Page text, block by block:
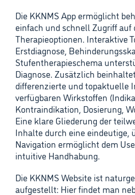
Die KKNMS App ermöglicht
einfach und schnell Zugriff auf
Therapieoptionen. Interaktive
Erstdiagnose,
Stufentherapieschema
Diagnose. Zusätzlich
differenzierte und topaktuelle
verfügbaren Wirkstoffen
Kontraindikation, Dosierung,
Eine klare Gliederung der
Inhalte durch eine eindeutige,
Navigation ermöglicht dem
intuitive Handhabung.
Die KKNMS Website ist
aufgestellt: Hier findet man